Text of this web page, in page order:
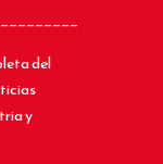
del
y